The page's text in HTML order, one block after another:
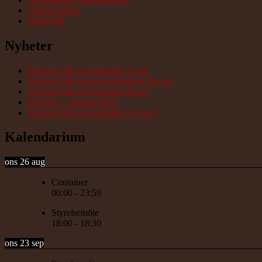
Vanliga frågor
Mitt HSB
Nyheter
Rapport från styrelsemötet 2 juni
Rapport från föreningsstämman 20 maj
Rapport från styrelsemötet 6 maj
Kallelse – stämma 2026
Rapport från styrelsemötet 15 april
Kalendarium
ons 26 aug
Container
00:00 - 23:59
Styrelsemöte
18:00 - 18:30
ons 23 sep